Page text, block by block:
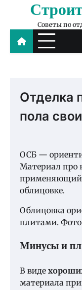
content
Советы по
Отделка
пола
ОСБ —
Материал про
облицовке.
Облицовка
плитами. Фото
Минусы и
В виде
материала